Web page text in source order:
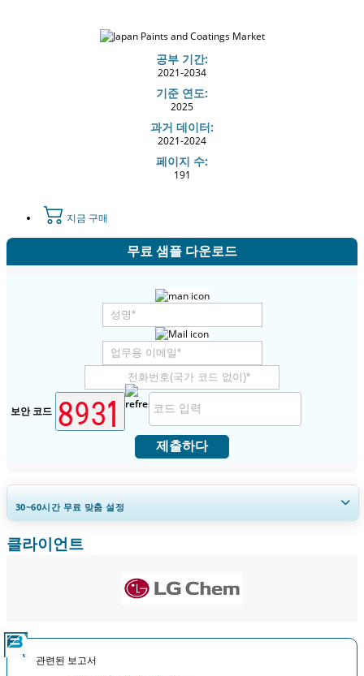
공부 기간:
2021-2034
기준 연도:
2025
과거 데이터:
2021-2024
페이지 수:
191
지금 구매
무료 샘플 다운로드
보안 코드
제출하다
30~60시간무료 맞춤 설정
지역 및 국가 범위 확장, 세그먼트 분석, 기업 프로필, 경쟁 벤치마킹, 및 최
지금 맞춤 설정
클라이언트
관련된 보고서